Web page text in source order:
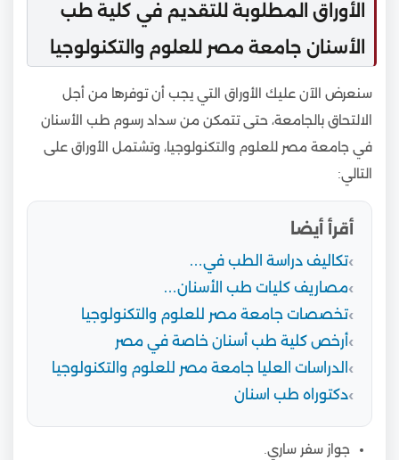
الأوراق المطلوبة للتقديم في كلية طب
الأسنان جامعة مصر للعلوم والتكنولوجيا
سنعرض الآن عليك الأوراق التي يجب أن توفرها من أجل
الالتحاق بالجامعة، حتى تتمكن من سداد رسوم طب الأسنان
في جامعة مصر للعلوم والتكنولوجيا، وتشتمل الأوراق على
التالي:
أقرأ أيضا
تكاليف دراسة الطب في…
مصاريف كليات طب الأسنان…
تخصصات جامعة مصر للعلوم والتكنولوجيا
أرخص كلية طب أسنان خاصة في مصر
الدراسات العليا جامعة مصر للعلوم والتكنولوجيا
دكتوراه طب اسنان
جواز سفر ساري.